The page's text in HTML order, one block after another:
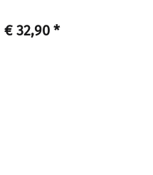
€ 32,90 *